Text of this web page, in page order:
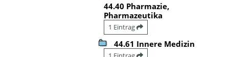
44.40 Pharmazie,
Pharmazeutika
1 Eintrag
44.61 Innere Medizin